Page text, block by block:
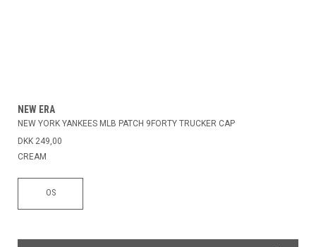
NEW ERA
NEW YORK YANKEES MLB PATCH 9FORTY TRUCKER CAP
DKK 249,00
CREAM
OS